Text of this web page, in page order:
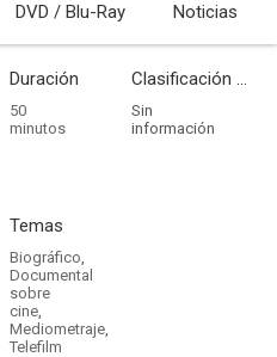
DVD / Blu-Ray Noticias
Duración
50
minutos
Clasificación por edades
Sin
información
Temas
Biográfico,
Documental
sobre
cine,
Mediometraje,
Telefilm